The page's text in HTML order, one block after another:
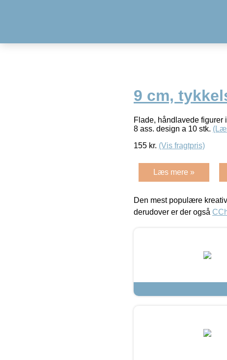
9 cm,
Flade, håndlavede
8 ass. design a 10 stk.
155 kr. (Vis fragtpris)
Læs mere »
Den mest populære
derudover er der også